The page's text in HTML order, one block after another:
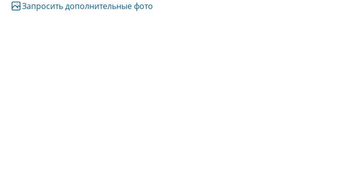
Запросить дополнительные фото